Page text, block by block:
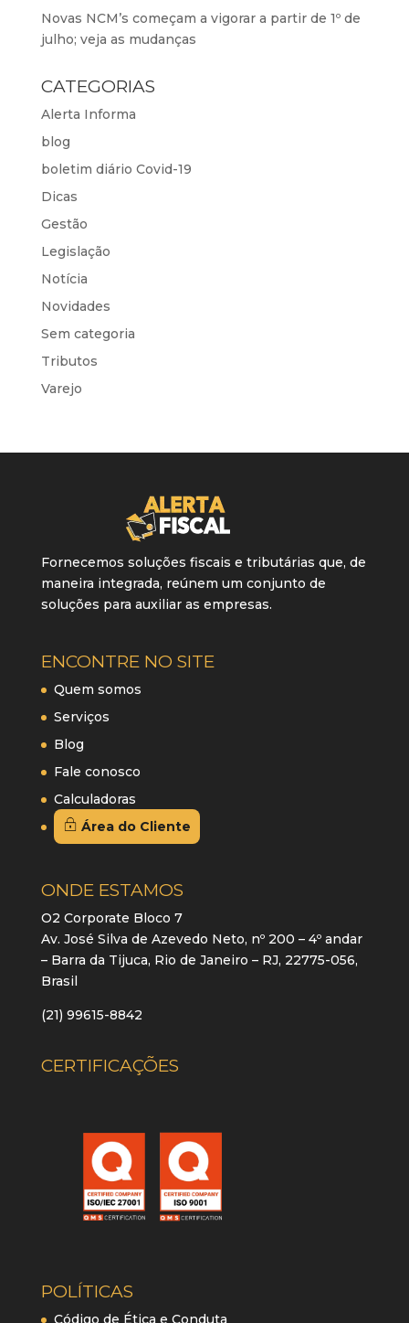
Novas NCM’s começam a vigorar a partir de 1º de
julho; veja as mudanças
CATEGORIAS
Alerta Informa
blog
boletim diário Covid-19
Dicas
Gestão
Legislação
Notícia
Novidades
Sem categoria
Tributos
Varejo
Fornecemos soluções fiscais e tributárias que, de
maneira integrada, reúnem um conjunto de
soluções para auxiliar as empresas.
ENCONTRE NO SITE
Quem somos
Serviços
Blog
Fale conosco
Calculadoras
Área do Cliente
ONDE ESTAMOS
O2 Corporate Bloco 7
Av. José Silva de Azevedo Neto, nº 200 – 4º andar
– Barra da Tijuca, Rio de Janeiro – RJ, 22775-056,
Brasil
(21) 99615-8842
CERTIFICAÇÕES
POLÍTICAS
Código de Ética e Conduta